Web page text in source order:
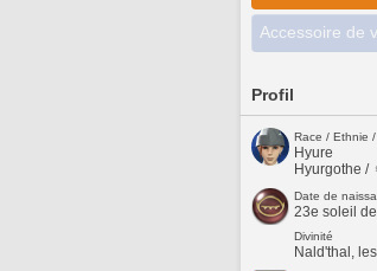
Accessoire de
Profil
Race / Ethnie
Hyure
Hyurgothe /
Date de
23e soleil
Divinité
Nald'thal,